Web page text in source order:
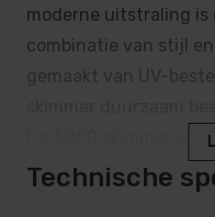
moderne uitstraling is
combinatie van stijl
gemaakt van UV-
De A800 skimmer
wat zorgt voor betere
Technische